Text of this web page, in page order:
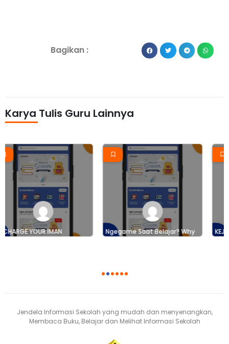
Bagikan :
Karya Tulis Guru Lainnya
Ngegame Saat Belajar? Why
Not?!
KEJAR TUNTAS PEMBELAJARAN
BERKUALITAS
6
Jendela Informasi Sekolah yang mudah dan menyenangkan,
Membaca Buku, Belajar dan Melihat Informasi Sekolah